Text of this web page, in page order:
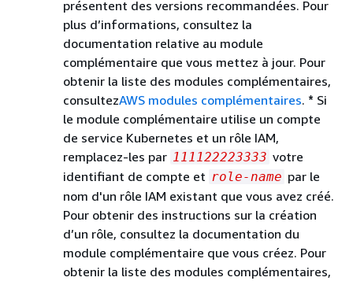
présentent des versions recommandées. Pour
plus d’informations, consultez la
documentation relative au module
complémentaire que vous mettez à jour. Pour
obtenir la liste des modules complémentaires,
consultezAWS modules complémentaires. * Si
le module complémentaire utilise un compte
de service Kubernetes et un rôle IAM,
remplacez-les par 111122223333 votre
identifiant de compte et role-name par le
nom d'un rôle IAM existant que vous avez créé.
Pour obtenir des instructions sur la création
d’un rôle, consultez la documentation du
module complémentaire que vous créez. Pour
obtenir la liste des modules complémentaires,